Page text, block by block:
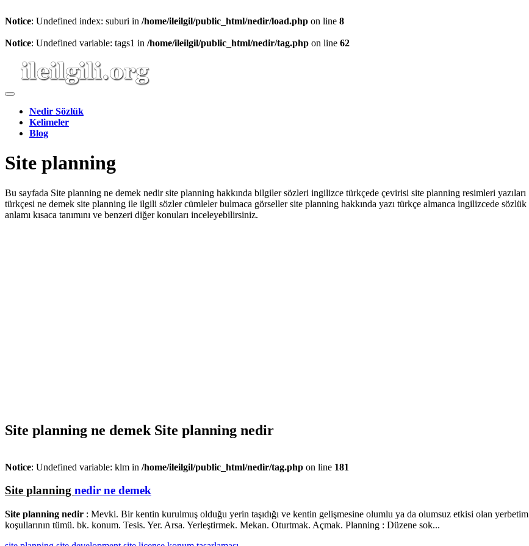
Notice: Undefined index: suburi in /home/ileilgil/public_html/nedir/load.php on line 8
Notice: Undefined variable: tags1 in /home/ileilgil/public_html/nedir/tag.php on line 62
Nedir Sözlük
Kelimeler
Blog
Site planning
Bu sayfada Site planning ne demek nedir site planning hakkında bilgiler sözleri ingilizce türkçede çevirisi site planning resimleri yazıları
türkçesi ne demek site planning ile ilgili sözler cümleler bulmaca görseller site planning hakkında yazı türkçe almanca ingilizcede sözlük
anlamı kısaca tanımını ve benzeri diğer konuları inceleyebilirsiniz.
Site planning ne demek Site planning nedir
Notice: Undefined variable: klm in /home/ileilgil/public_html/nedir/tag.php on line 181
Site planning nedir ne demek
Site planning nedir : Mevki. Bir kentin kurulmuş olduğu yerin taşıdığı ve kentin gelişmesine olumlu ya da olumsuz etkisi olan yerbetim
koşullarının tümü. bk. konum. Tesis. Yer. Arsa. Yerleştirmek. Mekan. Oturtmak. Açmak. Planning : Düzene sok...